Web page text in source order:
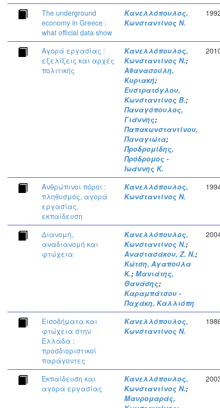
The underground
economy in Greece :
what official data show
Κανελλόπουλος,
Κωνσταντίνος Ν.
Αγορά εργασίας :
εξελίξεις και αρχές
πολιτικής
Κανελλόπουλος,
Κωνσταντίνος Ν.;
Αθανασούλη,
Κυριακή;
Ευστρατόγλου,
Κωνσταντίνος Β.;
Παναγόπουλος,
Γιάννης;
Παπακωνσταντίνου,
Παναγιώτα;
Προδρομίδης,
Πρόδρομος -
Ιωάννης Κ.
Ανθρώπινοι πόροι :
πληθυσμός, αγορά
εργασίας,
εκπαίδευση
Κανελλόπουλος,
Κωνσταντίνος Ν.
Διανομή,
αναδιανομή και
φτώχεια
Κανελλόπουλος,
Κωνσταντίνος Ν.;
Αναστασάκου, Ζ. Ν.;
Κώτση, Αγαπούλα
Κ.; Μανιάτης,
Θανάσης;
Καραμπάτσου -
Παχάκη, Καλλιόπη
Εισοδήματα και
φτώχεια στην
Ελλάδα :
προσδιοριστικοί
παράγοντες
Κανελλόπουλος,
Κωνσταντίνος Ν.
Εκπαίδευση και
αγορά εργασίας
Κανελλόπουλος,
Κωνσταντίνος Ν.;
Μαυρομαράς,